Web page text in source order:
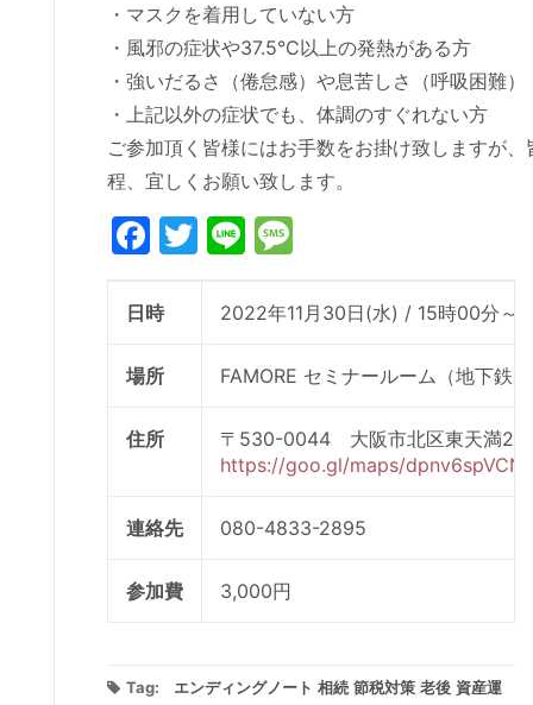
・マスクを着用していない方
・風邪の症状や37.5°C以上の発熱がある方
・強いだるさ（倦怠感）や息苦しさ（呼吸困難
・上記以外の症状でも、体調のすぐれない方
ご参加頂く皆様にはお手数をお掛け致しますが
程、宜しくお願い致します。
Facebook
Twitter
Line
日時 2022年11月30日(水) / 15時00分～
場所 FAMORE セミナールーム（地下鉄
住所
〒530-0044 大阪市北区東天満2-
https://goo.gl/maps/
連絡先 080-4833-2895
参加費 3,000円
Tag: エンディングノート 相続 節税対策 老後 資産運